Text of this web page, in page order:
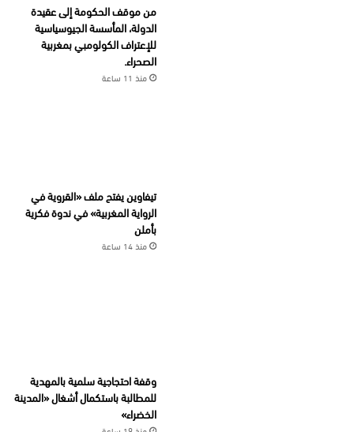
من موقف الحكومة إلى عقيدة
الدولة، المأسسة الجيوسياسية
للإعتراف الكولومبي بمغربية
الصحراء.
منذ 11 ساعة
تيفاوين يفتح ملف «القروية في
الرواية المغربية» في ندوة فكرية
بأملن
منذ 14 ساعة
وقفة احتجاجية سلمية بالمهدية
للمطالبة باستكمال أشغال «المدينة
الخضراء»